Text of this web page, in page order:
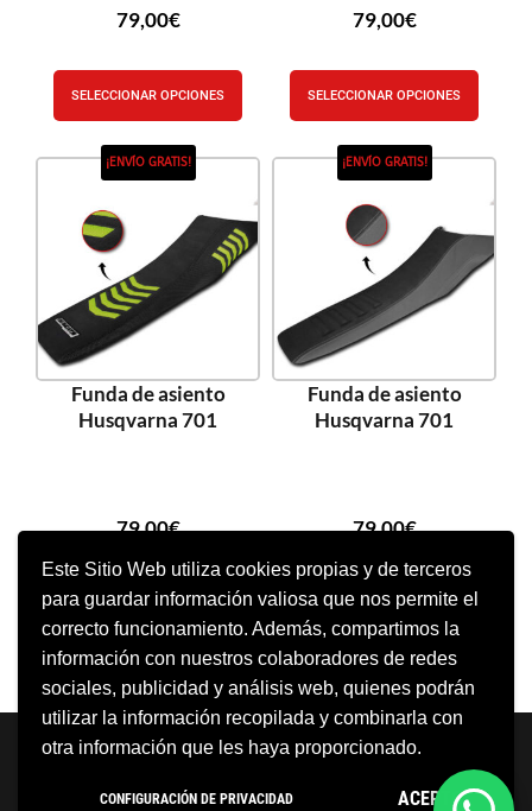
Este Sitio Web utiliza cookies propias y de terceros
para guardar información valiosa que nos permite el
correcto funcionamiento. Además, compartimos la
información con nuestros colaboradores de redes
sociales, publicidad y análisis web, quienes podrán
utilizar la información recopilada y combinarla con
otra información que les haya proporcionado.
CONFIGURACIÓN DE PRIVACIDAD ACEPTO
79,00€
SELECCIONAR OPCIONES
79,00€
SELECCIONAR OPCIONES
¡ENVÍO GRATIS!
Funda de asiento
Husqvarna 701
79,00€
SELECCIONAR OPCIONES
¡ENVÍO GRATIS!
Funda de asiento
Husqvarna 701
79,00€
SELECCIONAR OPCIONES
Neve | Funciona gracias a WordPress